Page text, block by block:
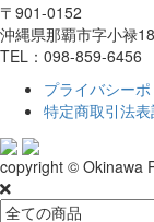
〒901-0152
沖縄県那覇市字小禄
TEL：098-859-6456
プライバシー
特定商取引法
copyright © Okinawa